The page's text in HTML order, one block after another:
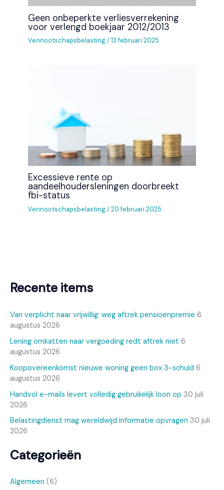
Recente items
Van verplicht naar vrijwillig: weg aftrek pensioenpremie 6
augustus 2026
Lening omkatten naar vergoeding redt aftrek niet 6
augustus 2026
Koopovereenkomst nieuwe woning geen box 3-schuld 6
augustus 2026
Handvol e-mails levert volledig gebruikelijk loon op 30 juli
2026
Belastingdienst mag wereldwijd informatie opvragen 30 juli
2026
Categorieën
Algemeen (6)
Geen onbeperkte verliesverrekening
voor verlengd boekjaar 2012/2013
Vennootschapsbelasting/13 februari 2025
Excessieve rente op
aandeelhoudersleningen doorbreekt
fbi-status
Vennootschapsbelasting/20 februari 2025